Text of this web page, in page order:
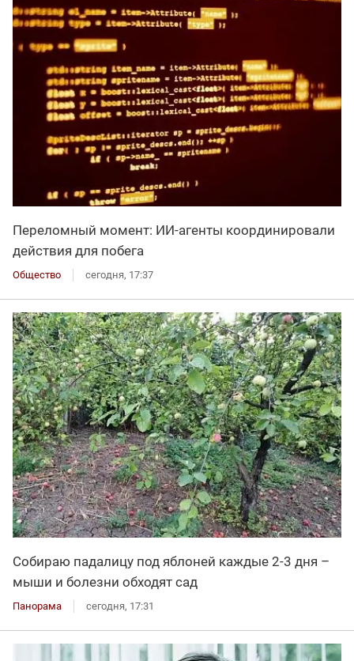
Переломный момент: ИИ-агенты координировали
действия для побега
Общество сегодня, 17:37
Собираю падалицу под яблоней каждые 2-3 дня –
мыши и болезни обходят сад
Панорама сегодня, 17:31